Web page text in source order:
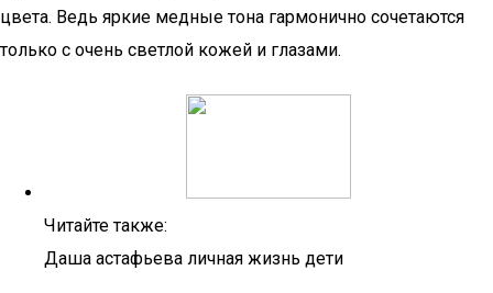
цвета. Ведь яркие медные тона гармонично сочетаются
только с очень светлой кожей и глазами.
Читайте также:
Даша астафьева личная жизнь дети